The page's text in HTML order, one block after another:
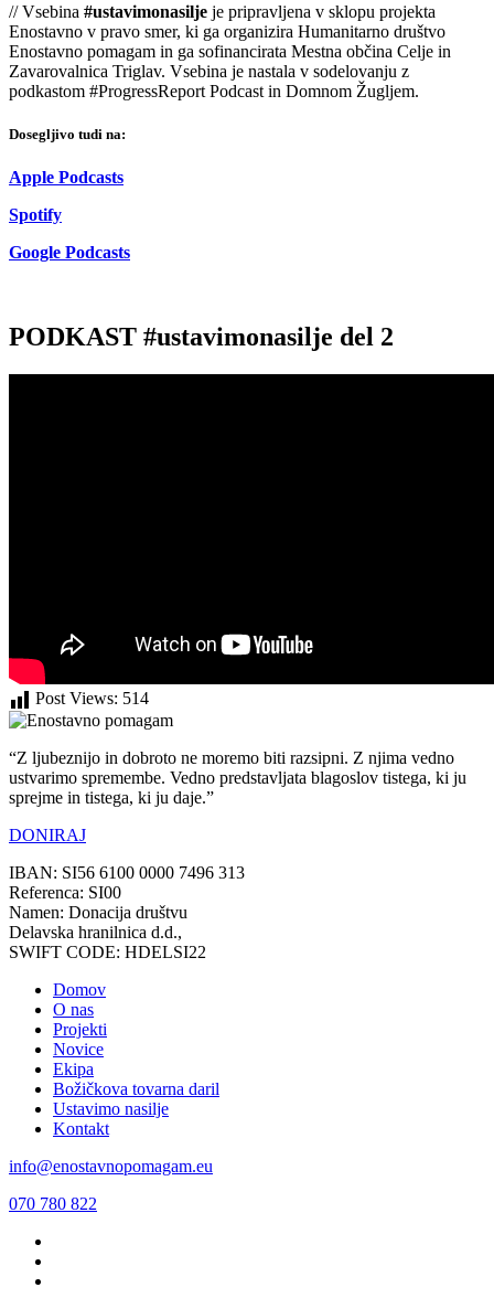
// Vsebina #ustavimonasilje je pripravljena v sklopu projekta
Enostavno v pravo smer, ki ga organizira Humanitarno društvo
Enostavno pomagam in ga sofinancirata Mestna občina Celje in
Zavarovalnica Triglav. Vsebina je nastala v sodelovanju z
podkastom #ProgressReport Podcast in Domnom Žugljem.
Dosegljivo tudi na:
Apple Podcasts
Spotify
Google Podcasts
PODKAST #ustavimonasilje del 2
Post Views: 514
“Z ljubeznijo in dobroto ne moremo biti razsipni. Z njima vedno
ustvarimo spremembe. Vedno predstavljata blagoslov tistega, ki ju
sprejme in tistega, ki ju daje.”
DONIRAJ
IBAN: SI56 6100 0000 7496 313
Referenca: SI00
Namen: Donacija društvu
Delavska hranilnica d.d.,
SWIFT CODE: HDELSI22
Domov
O nas
Projekti
Novice
Ekipa
Božičkova tovarna daril
Ustavimo nasilje
Kontakt
info@enostavnopomagam.eu
070 780 822